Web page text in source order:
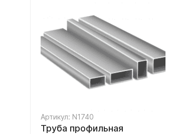
Артикул: N1740
Труба профильная